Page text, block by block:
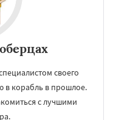
своего
в корабль в прошлое.
с лучшими